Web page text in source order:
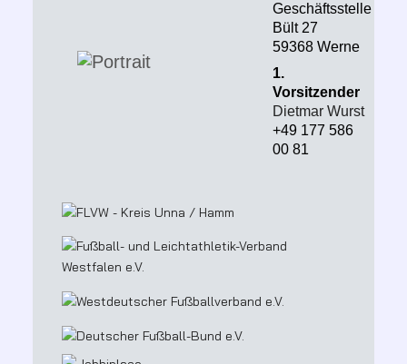
Geschäftsstelle
Bült 27
59368 Werne
1.
Vorsitzender
Dietmar Wurst
+49 177 586
00 81